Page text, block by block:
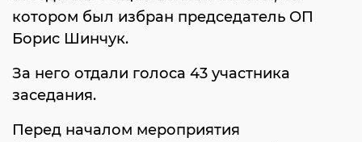
котором был избран председатель ОП
Борис Шинчук.
За него отдали голоса 43 участника
заседания.
Перед началом мероприятия